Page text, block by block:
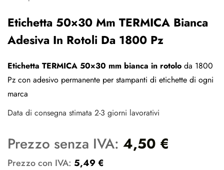
Etichetta 50×30 Mm TERMICA Bianca
Adesiva In Rotoli Da 1800 Pz
Etichetta TERMICA 50×30 mm bianca in rotolo da 1800
Pz con adesivo permanente per stampanti di etichette di ogni
marca
Data di consegna stimata 2-3 giorni lavorativi
Prezzo con IVA: 5,49€
Prezzo senza IVA: 4,50 €